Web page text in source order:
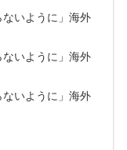
ないように」海外
ないように」海外
ないように」海外